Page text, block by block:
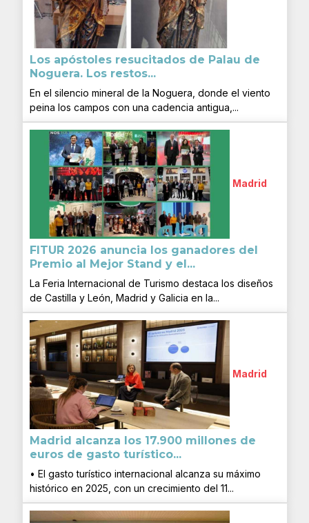
Los apóstoles resucitados de Palau de
Noguera. Los restos...
En el silencio mineral de la Noguera, donde el viento
peina los campos con una cadencia antigua,...
Madrid
FITUR 2026 anuncia los ganadores del
Premio al Mejor Stand y el...
La Feria Internacional de Turismo destaca los diseños
de Castilla y León, Madrid y Galicia en la...
Madrid
Madrid alcanza los 17.900 millones de
euros de gasto turístico...
• El gasto turístico internacional alcanza su máximo
histórico en 2025, con un crecimiento del 11...